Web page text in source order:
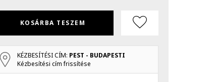
KOSÁRBA TESZEM
KÉZBESÍTÉSI CÍM: PEST - BUDAPESTI
Kézbesítési cím frissítése